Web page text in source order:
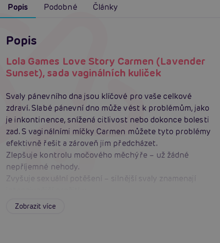
Popis Podobné Články
Popis
Lola Games Love Story Carmen (Lavender
Sunset), sada vaginálních kuliček
Svaly pánevního dna jsou klíčové pro vaše celkové
zdraví. Slabé pánevní dno může vést k problémům, jako
je inkontinence, snížená citlivost nebo dokonce bolesti
zad. S vaginálními míčky Carmen můžete tyto problémy
efektivně řešit a zároveň jim předcházet.
Zlepšuje kontrolu močového měchýře – už žádné
nepříjemné nehody.
Zvyšuje sexuální potěšení – silnější svaly znamenají
Podporuje rychlejší regeneraci po porodu – pomozte
Zobrazit více